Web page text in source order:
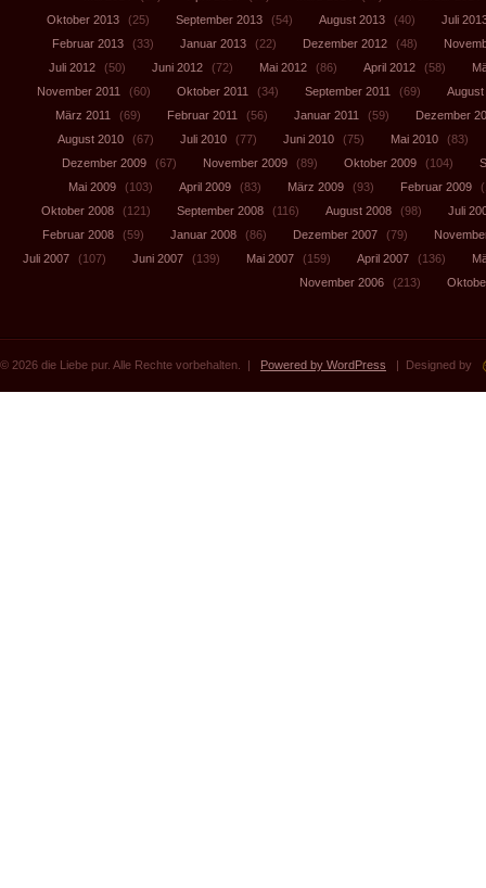
Oktober 2013
(25) September 2013 (54) August 2013 (40)
Juli
Februar 2013
(33) Januar 2013 (22) Dezember 2012 (48)
Juli 2012
(50) Juni 2012 (72) Mai 2012 (86) April 2012 (58)
November 2011
(60) Oktober 2011 (34) September 2011 (69)
August
März 2011
(69) Februar 2011 (56) Januar 2011 (59)
Dezember
August 2010
(67) Juli 2010 (77) Juni 2010 (75) Mai 2010
(83)
Dezember 2009
(67) November 2009 (89) Oktober 2009 (104)
Mai 2009
(103) April 2009 (83) März 2009 (93) Februar 2009
Oktober 2008
(121) September 2008 (116) August 2008 (98)
Juli
Februar 2008
(59) Januar 2008 (86) Dezember 2007 (79)
Juli 2007
(107) Juni 2007 (139) Mai 2007 (159) April 2007 (136)
November 2006
(213)
© 2026 die Liebe pur. Alle Rechte vorbehalten. | Powered by WordPress | Designed by